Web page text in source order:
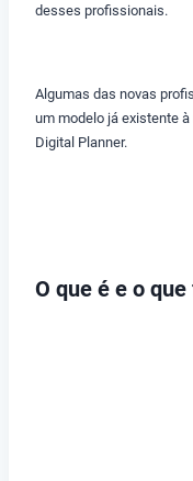
desses profissionais.
Algumas das novas
um modelo já existente
Digital Planner.
O que é e o